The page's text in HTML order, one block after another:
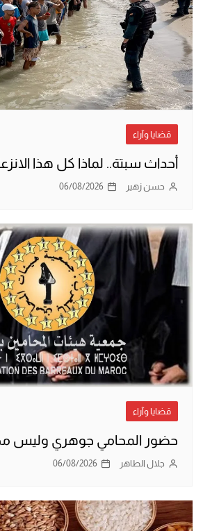
قضايا وآراء
أحداث سبتة.. لماذا كل هذا
حسن زهير 06/08/2026
قضايا وآراء
حضور المحامي جوهري وليس
جلال الطاهر 06/08/2026